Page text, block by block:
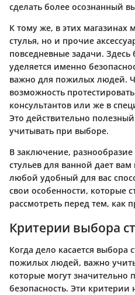
сделать более осознанный
К тому же, в этих магазинах
стулья, но и прочие
повседневные задачи.
уделяется именно
важно для пожилых людей.
возможность
консультантов или же в
Это действительно
учитывать при выборе.
В заключение,
стульев для ванной дает
любой удобный для вас
свои особенности, которые
рассмотреть перед тем, как
Критерии выбора
Когда дело касается выбора
пожилых людей, важно
которые могут значительно
безопасность. Эти критерии